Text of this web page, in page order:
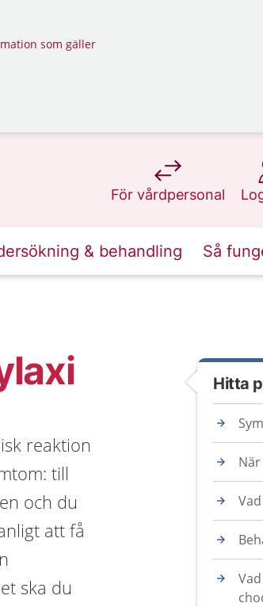
som gäller
För vårdpersonal
på 1177.se
på
& behandling Så
reaktion
till
och du
att få
ska du
Hitta